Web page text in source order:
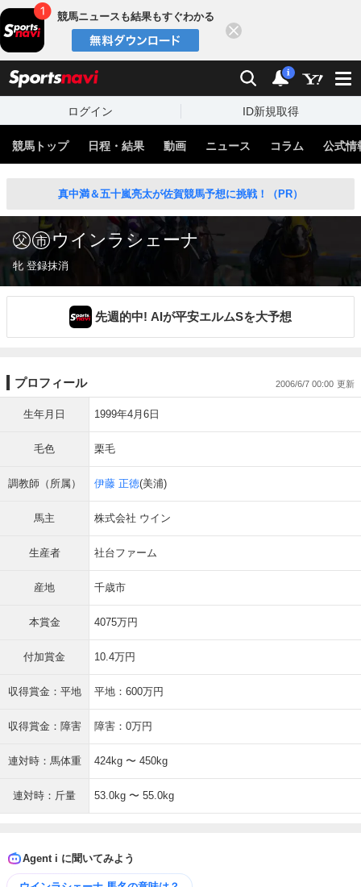
競馬ニュースも結果もすぐわかる
検索 通知
i
ログイン ID新規取得
競馬トップ 日程・結果 動画 ニュース コラム 公式情
真中満＆五十嵐亮太が佐賀競馬予想に挑戦！（PR）
ウインラシェーナ
牝 登録抹消
先週的中! AIが平安エルムSを大予想
プロフィール 2006/6/7 00:00
生年月日 1999年4月6日
毛色 栗毛
調教師（所属） 伊藤 正徳(美浦)
馬主 株式会社 ウイン
生産者 社台ファーム
産地 千歳市
本賞金 4075万円
付加賞金 10.4万円
収得賞金：平地 平地：600万円
収得賞金：障害 障害：0万円
連対時：馬体重 424kg 〜 450kg
連対時：斤量 53.0kg 〜 55.0kg
Agent i に聞いてみよう